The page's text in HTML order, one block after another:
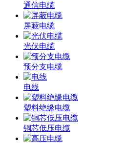
通信电缆
屏蔽电缆
光伏电缆
预分支电缆
电线
塑料绝缘电缆
铜芯低压电缆